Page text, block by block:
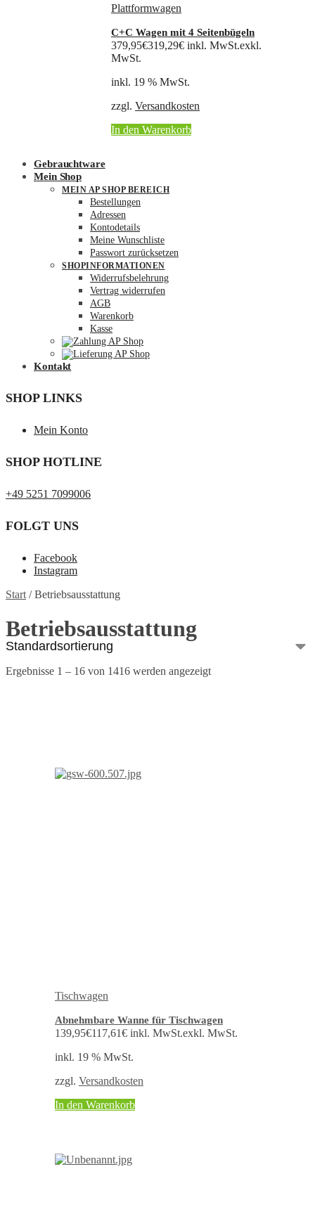
Plattformwagen
C+C Wagen mit 4 Seitenbügeln
379,95€319,29€ inkl. MwSt.exkl.
MwSt.
inkl. 19 % MwSt.
zzgl. Versandkosten
In den Warenkorb
Gebrauchtware
Mein Shop
MEIN AP SHOP BEREICH
Bestellungen
Adressen
Kontodetails
Meine Wunschliste
Passwort zurücksetzen
SHOPINFORMATIONEN
Widerrufsbelehrung
Vertrag widerrufen
AGB
Warenkorb
Kasse
Kontakt
SHOP LINKS
Mein Konto
SHOP HOTLINE
+49 5251 7099006
FOLGT UNS
Facebook
Instagram
Start /Betriebsausstattung
Betriebsausstattung
Ergebnisse 1 – 16 von 1416 werden angezeigt
Tischwagen
Abnehmbare Wanne für Tischwagen
139,95€117,61€ inkl. MwSt.exkl. MwSt.
inkl. 19 % MwSt.
zzgl. Versandkosten
In den Warenkorb